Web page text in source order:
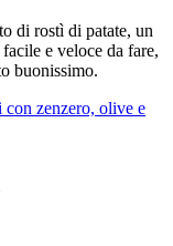
di rostì di patate, un
e veloce da fare,
buonissimo.
con zenzero, olive e